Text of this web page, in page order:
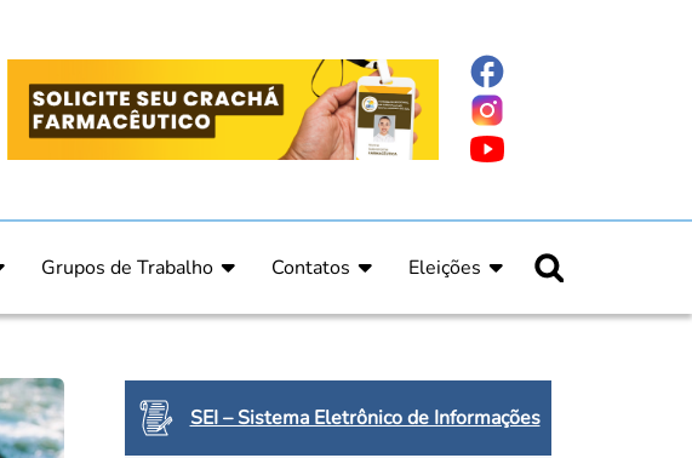
e formulários
– LGPD
Grupos de Trabalho
Estética
Farmácia Hospitalar e Oncologia
Pesquisa Clínica
Contatos
Eleições
Candidatos
SEI – Sistema Eletrônico de Informações